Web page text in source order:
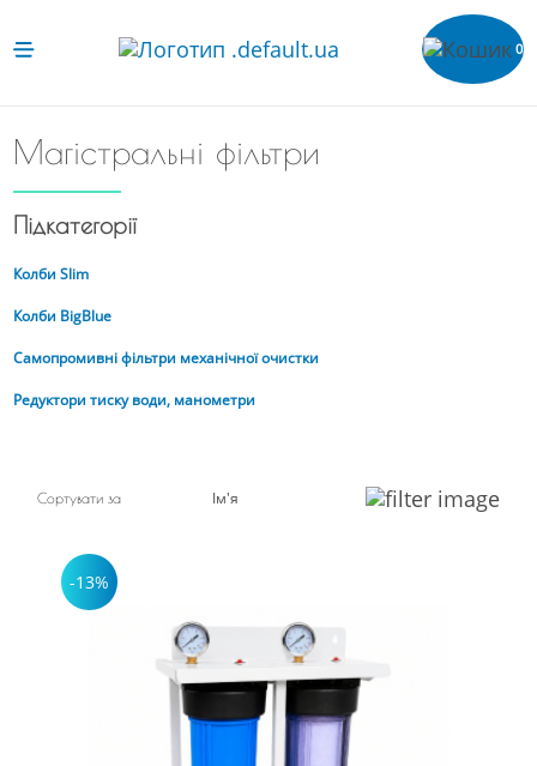
0
Магістральні фільтри
Підкатегорії
Колби Slim
Колби BigBlue
Самопромивні фільтри механічної очистки
Редуктори тиску води, манометри
Сортувати за Ім'я
-13%